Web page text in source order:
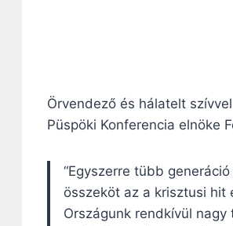
Örvendező és hálatelt
Püspöki Konferencia elnöke
“Egyszerre tübb
összeköt az a krisztusi hit
Országunk rendkívül